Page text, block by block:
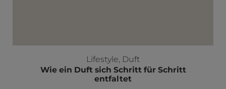
Lifestyle, Duft
Wie ein Duft sich Schritt für Schritt
entfaltet